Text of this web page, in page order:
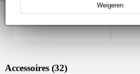
Weigeren
Accessoires (32)